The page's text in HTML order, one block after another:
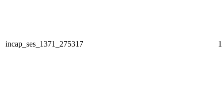
incap_ses_1371_275317